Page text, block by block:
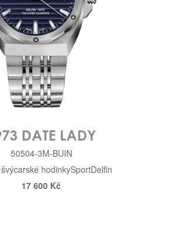
DATE LADY
50504-3M-BUIN
hodinkySportDelfin
17 600 Kč